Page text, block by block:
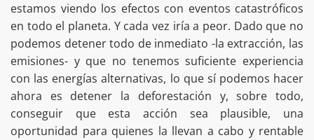
estamos viendo los efectos con eventos catastróficos
en todo el planeta. Y cada vez iría a peor. Dado que no
podemos detener todo de inmediato -la extracción, las
emisiones- y que no tenemos suficiente experiencia
con las energías alternativas, lo que sí podemos hacer
ahora es detener la deforestación y, sobre todo,
conseguir que esta acción sea plausible, una
oportunidad para quienes la llevan a cabo y rentable